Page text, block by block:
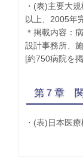
・(表)主要大
以上、2005年
＊掲載内容：
設計事務所、
[約750病院を
第７章
・(表)日本医